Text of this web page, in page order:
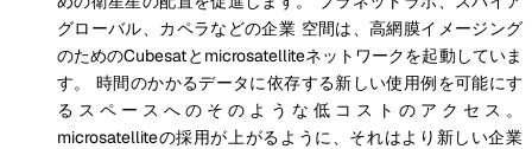
グローバル、カペラなどの企業 空間は、高網膜イメージング
のためのCubesatとmicrosatelliteネットワークを起動していま
す。 時間のかかるデータに依存する新しい使用例を可能にす
るスペースへのそのような低コストのアクセス。
microsatelliteの採用が上がるように、それはより新しい企業